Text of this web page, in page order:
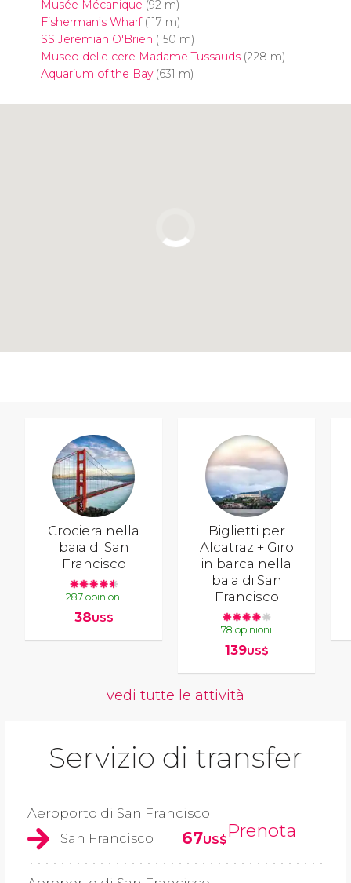
Musée Mécanique (92 m)
Fisherman’s Wharf(117 m)
SS Jeremiah O'Brien (150 m)
Museo delle cere Madame Tussauds(228 m)
Aquarium of the Bay(631 m)
Crociera nella
baia di San
Francisco
287 opinioni
38US$
Biglietti per
Alcatraz + Giro
in barca nella
baia di San
Francisco
78 opinioni
139US$
vedi tutte le attività
Servizio di transfer
Aeroporto di San Francisco
San Francisco
67US$Prenota